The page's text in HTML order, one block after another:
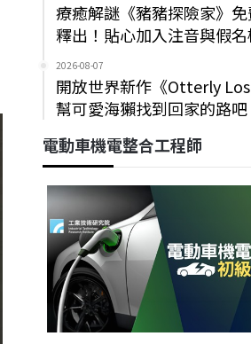
療癒解謎《豬豬探險家》
釋出！貼心加入注音與假
2026-08-07
開放世界新作《Otterly
幫可愛海獺找到回家的路吧
電動車機電整合工程師